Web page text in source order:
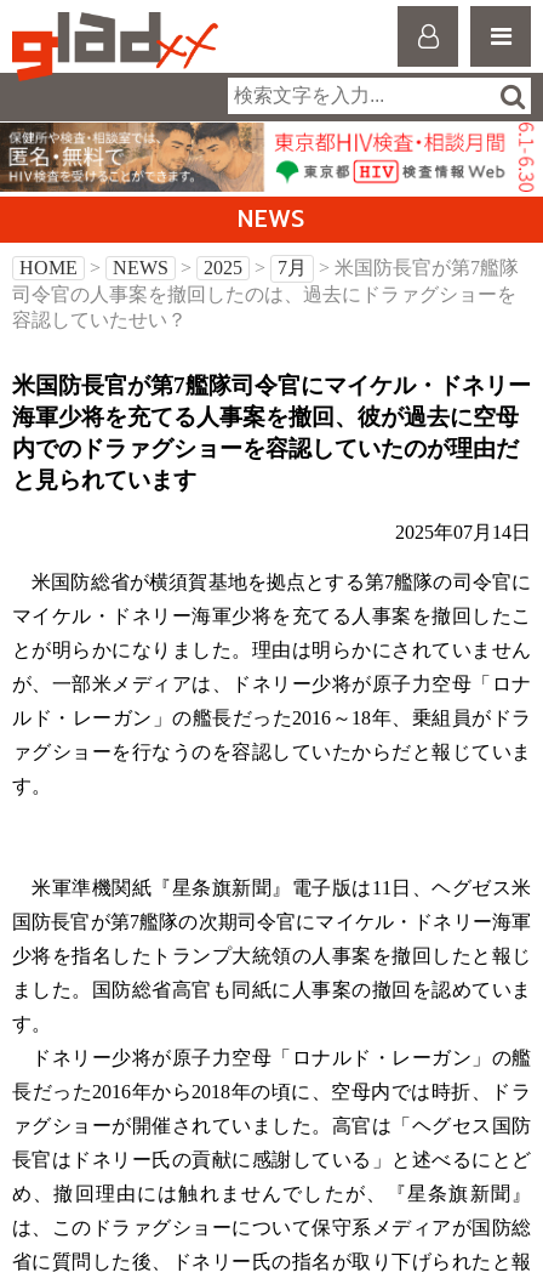
NEWS
HOME > NEWS > 2025 > 7月
> 米国防長官が第7艦隊
司令官の人事案を撤回したのは、過去にドラァグショーを
容認していたせい？
米国防長官が第7艦隊司令官にマイケル・ドネリー
海軍少将を充てる人事案を撤回、彼が過去に空母
内でのドラァグショーを容認していたのが理由だ
と見られています
2025年07月14日
米国防総省が横須賀基地を拠点とする第7艦隊の司令官に
マイケル・ドネリー海軍少将を充てる人事案を撤回したこ
とが明らかになりました。理由は明らかにされていません
が、一部米メディアは、ドネリー少将が原子力空母「ロナ
ルド・レーガン」の艦長だった2016～18年、乗組員がドラ
ァグショーを行なうのを容認していたからだと報じていま
す。
米軍準機関紙『星条旗新聞』電子版は11日、ヘグゼス米
国防長官が第7艦隊の次期司令官にマイケル・ドネリー海軍
少将を指名したトランプ大統領の人事案を撤回したと報じ
ました。国防総省高官も同紙に人事案の撤回を認めていま
す。
ドネリー少将が原子力空母「ロナルド・レーガン」の艦
長だった2016年から2018年の頃に、空母内では時折、ドラ
ァグショーが開催されていました。高官は「ヘグセス国防
長官はドネリー氏の貢献に感謝している」と述べるにとど
め、撤回理由には触れませんでしたが、『星条旗新聞』
は、このドラァグショーについて保守系メディアが国防総
省に質問した後、ドネリー氏の指名が取り下げられたと報